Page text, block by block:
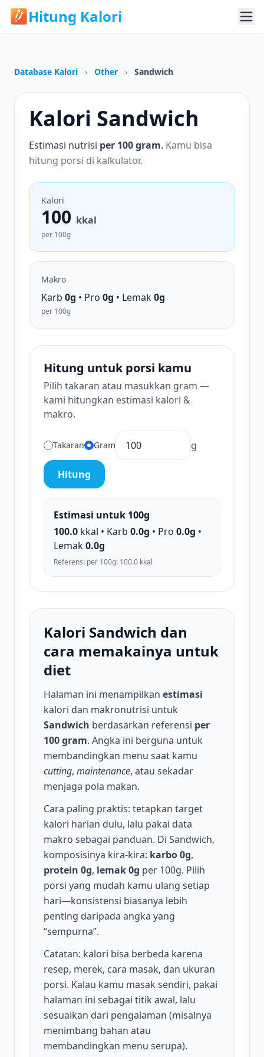
Hitung Kalori
Database Kalori › Other › Sandwich
Kalori Sandwich
Estimasi nutrisi per 100 gram. Kamu bisa
hitung porsi di kalkulator.
Kalori
100 kkal
per 100g
Makro
Karb 0g • Pro 0g • Lemak0g
per 100g
Hitung untuk porsi kamu
Pilih takaran atau masukkan gram —
kami hitungkan estimasi kalori &
makro.
Takaran Gram g
Hitung
Estimasi untuk 100g
100.0 kkal • Karb 0.0g • Pro 0.0g •
Lemak0.0g
Referensi per 100g: 100.0 kkal
Kalori Sandwich dan
cara memakainya untuk
diet
Halaman ini menampilkan estimasi
kalori dan makronutrisi untuk
Sandwich berdasarkan referensi per
100 gram. Angka ini berguna untuk
membandingkan menu saat kamu
cutting, maintenance, atau sekadar
menjaga pola makan.
Cara paling praktis: tetapkan target
kalori harian dulu, lalu pakai data
makro sebagai panduan. Di Sandwich,
komposisinya kira-kira: karbo 0g,
protein 0g, lemak 0g per 100g. Pilih
porsi yang mudah kamu ulang setiap
hari—konsistensi biasanya lebih
penting daripada angka yang
“sempurna”.
Catatan: kalori bisa berbeda karena
resep, merek, cara masak, dan ukuran
porsi. Kalau kamu masak sendiri, pakai
halaman ini sebagai titik awal, lalu
sesuaikan dari pengalaman (misalnya
menimbang bahan atau
membandingkan menu serupa).